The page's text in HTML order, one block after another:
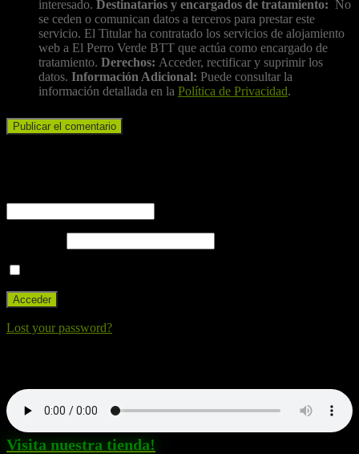
interesado. Destinatarios y encargados de tratamiento: No
se ceden o comunican datos a terceros para prestar este
servicio. El Titular ha contratado los servicios de alojamiento
web a El Perro Verde BTT que actúa como encargado de
tratamiento. Derechos: Acceder, rectificar y suprimir los
datos. Información Adicional: Puede consultar la
información detallada en la Política de Privacidad.
Lost your password?
Visita nuestra tienda!